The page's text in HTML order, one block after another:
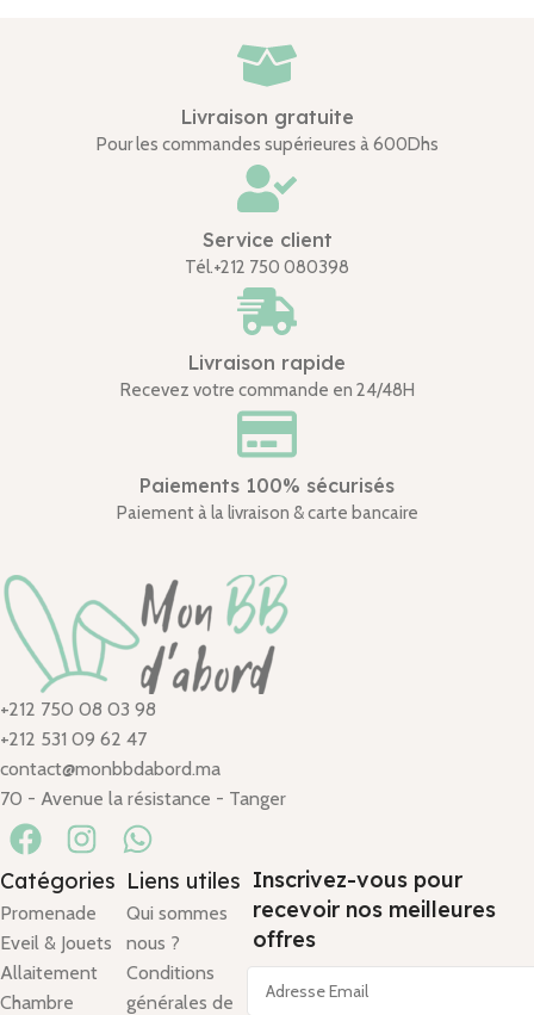
Livraison gratuite
Pour les commandes supérieures à 600Dhs
Service client
Tél.+212 750 080398
Livraison rapide
Recevez votre commande en 24/48H
Paiements 100% sécurisés
Paiement à la livraison & carte bancaire
+212 750 08 03 98
+212 531 09 62 47
contact@monbbdabord.ma
70 - Avenue la résistance - Tanger
Catégories
Promenade
Eveil & Jouets
Allaitement
Chambre
Liens utiles
Qui sommes
nous ?
Conditions
générales de
Inscrivez-vous pour
recevoir nos meilleures
offres